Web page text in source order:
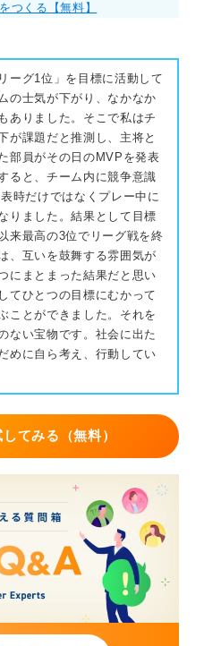
つくる【無料】
ーグ1位」を目標に活動して
の士気が下がり、なかなか
ありました。そこで私はチ
が課題だと推測し、主将と
部員がその日のMVPを発表
ると、チーム内に競争意識
時だけではなくプレー中に
りました。結果として目標
来最高の3位でリーグ戦を終
、互いを鼓舞する雰囲気が
にまとまった結果だと思い
てひとつの目標にむかって
ことができました。それを
ない宝物です。社会に出た
めに自ら考え、行動してい
てみる（無料）